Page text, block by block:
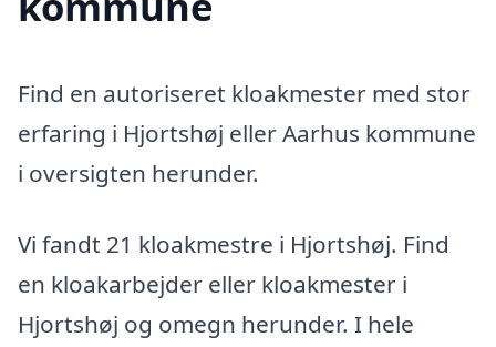
Find en autoriseret kloakmester med stor
erfaring i Hjortshøj eller Aarhus kommune
i oversigten herunder.
Vi fandt 21 kloakmestre i Hjortshøj. Find
en kloakarbejder eller kloakmester i
Hjortshøj og omegn herunder. I hele